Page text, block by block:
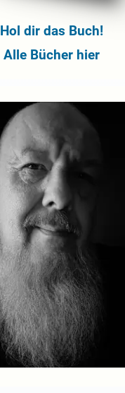
Hol dir das Buch!
Alle Bücher hier